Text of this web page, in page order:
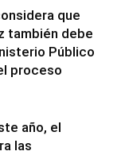
que
también debe
Público
proceso
año, el
las